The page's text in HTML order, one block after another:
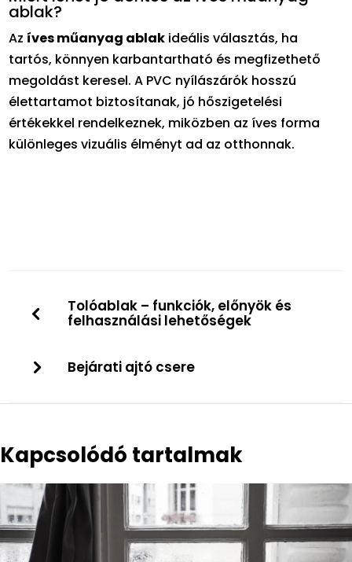
ablak?
Az íves műanyag ablak ideális választás, ha
tartós, könnyen karbantartható és megfizethető
megoldást keresel. A PVC nyílászárók hosszú
élettartamot biztosítanak, jó hőszigetelési
értékekkel rendelkeznek, miközben az íves forma
különleges vizuális élményt ad az otthonnak.
Tolóablak – funkciók, előnyök és
felhasználási lehetőségek
Bejárati ajtó csere
Kapcsolódó tartalmak